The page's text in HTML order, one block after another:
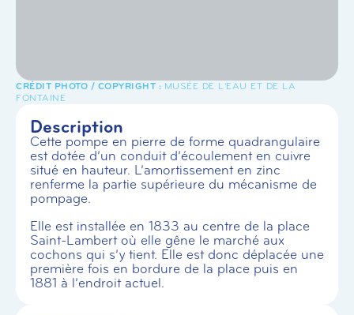
MUSÉE DE L'EAU ET DE LA
FONTAINE
Description
Cette pompe en pierre de forme quadrangulaire
est dotée d’un conduit d’écoulement en cuivre
situé en hauteur. L’amortissement en zinc
renferme la partie supérieure du mécanisme de
pompage.
Elle est installée en 1833 au centre de la place
Saint-Lambert où elle gêne le marché aux
cochons qui s’y tient. Elle est donc déplacée une
première fois en bordure de la place puis en
1881 à l’endroit actuel.